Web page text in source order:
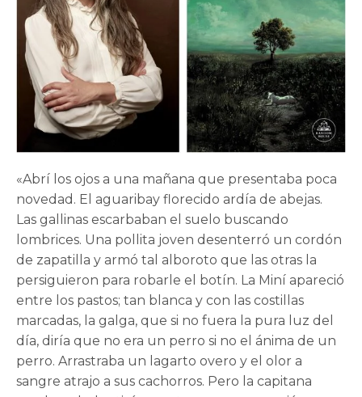
«Abrí los ojos a una mañana que presentaba poca
novedad. El aguaribay florecido ardía de abejas.
Las gallinas escarbaban el suelo buscando
lombrices. Una pollita joven desenterró un cordón
de zapatilla y armó tal alboroto que las otras la
persiguieron para robarle el botín. La Miní apareció
entre los pastos; tan blanca y con las costillas
marcadas, la galga, que si no fuera la pura luz del
día, diría que no era un perro si no el ánima de un
perro. Arrastraba un lagarto overo y el olor a
sangre atrajo a sus cachorros. Pero la capitana